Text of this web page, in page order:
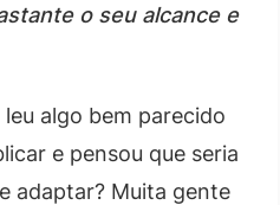
o seu alcance e
algo bem parecido
e pensou que seria
adaptar? Muita gente